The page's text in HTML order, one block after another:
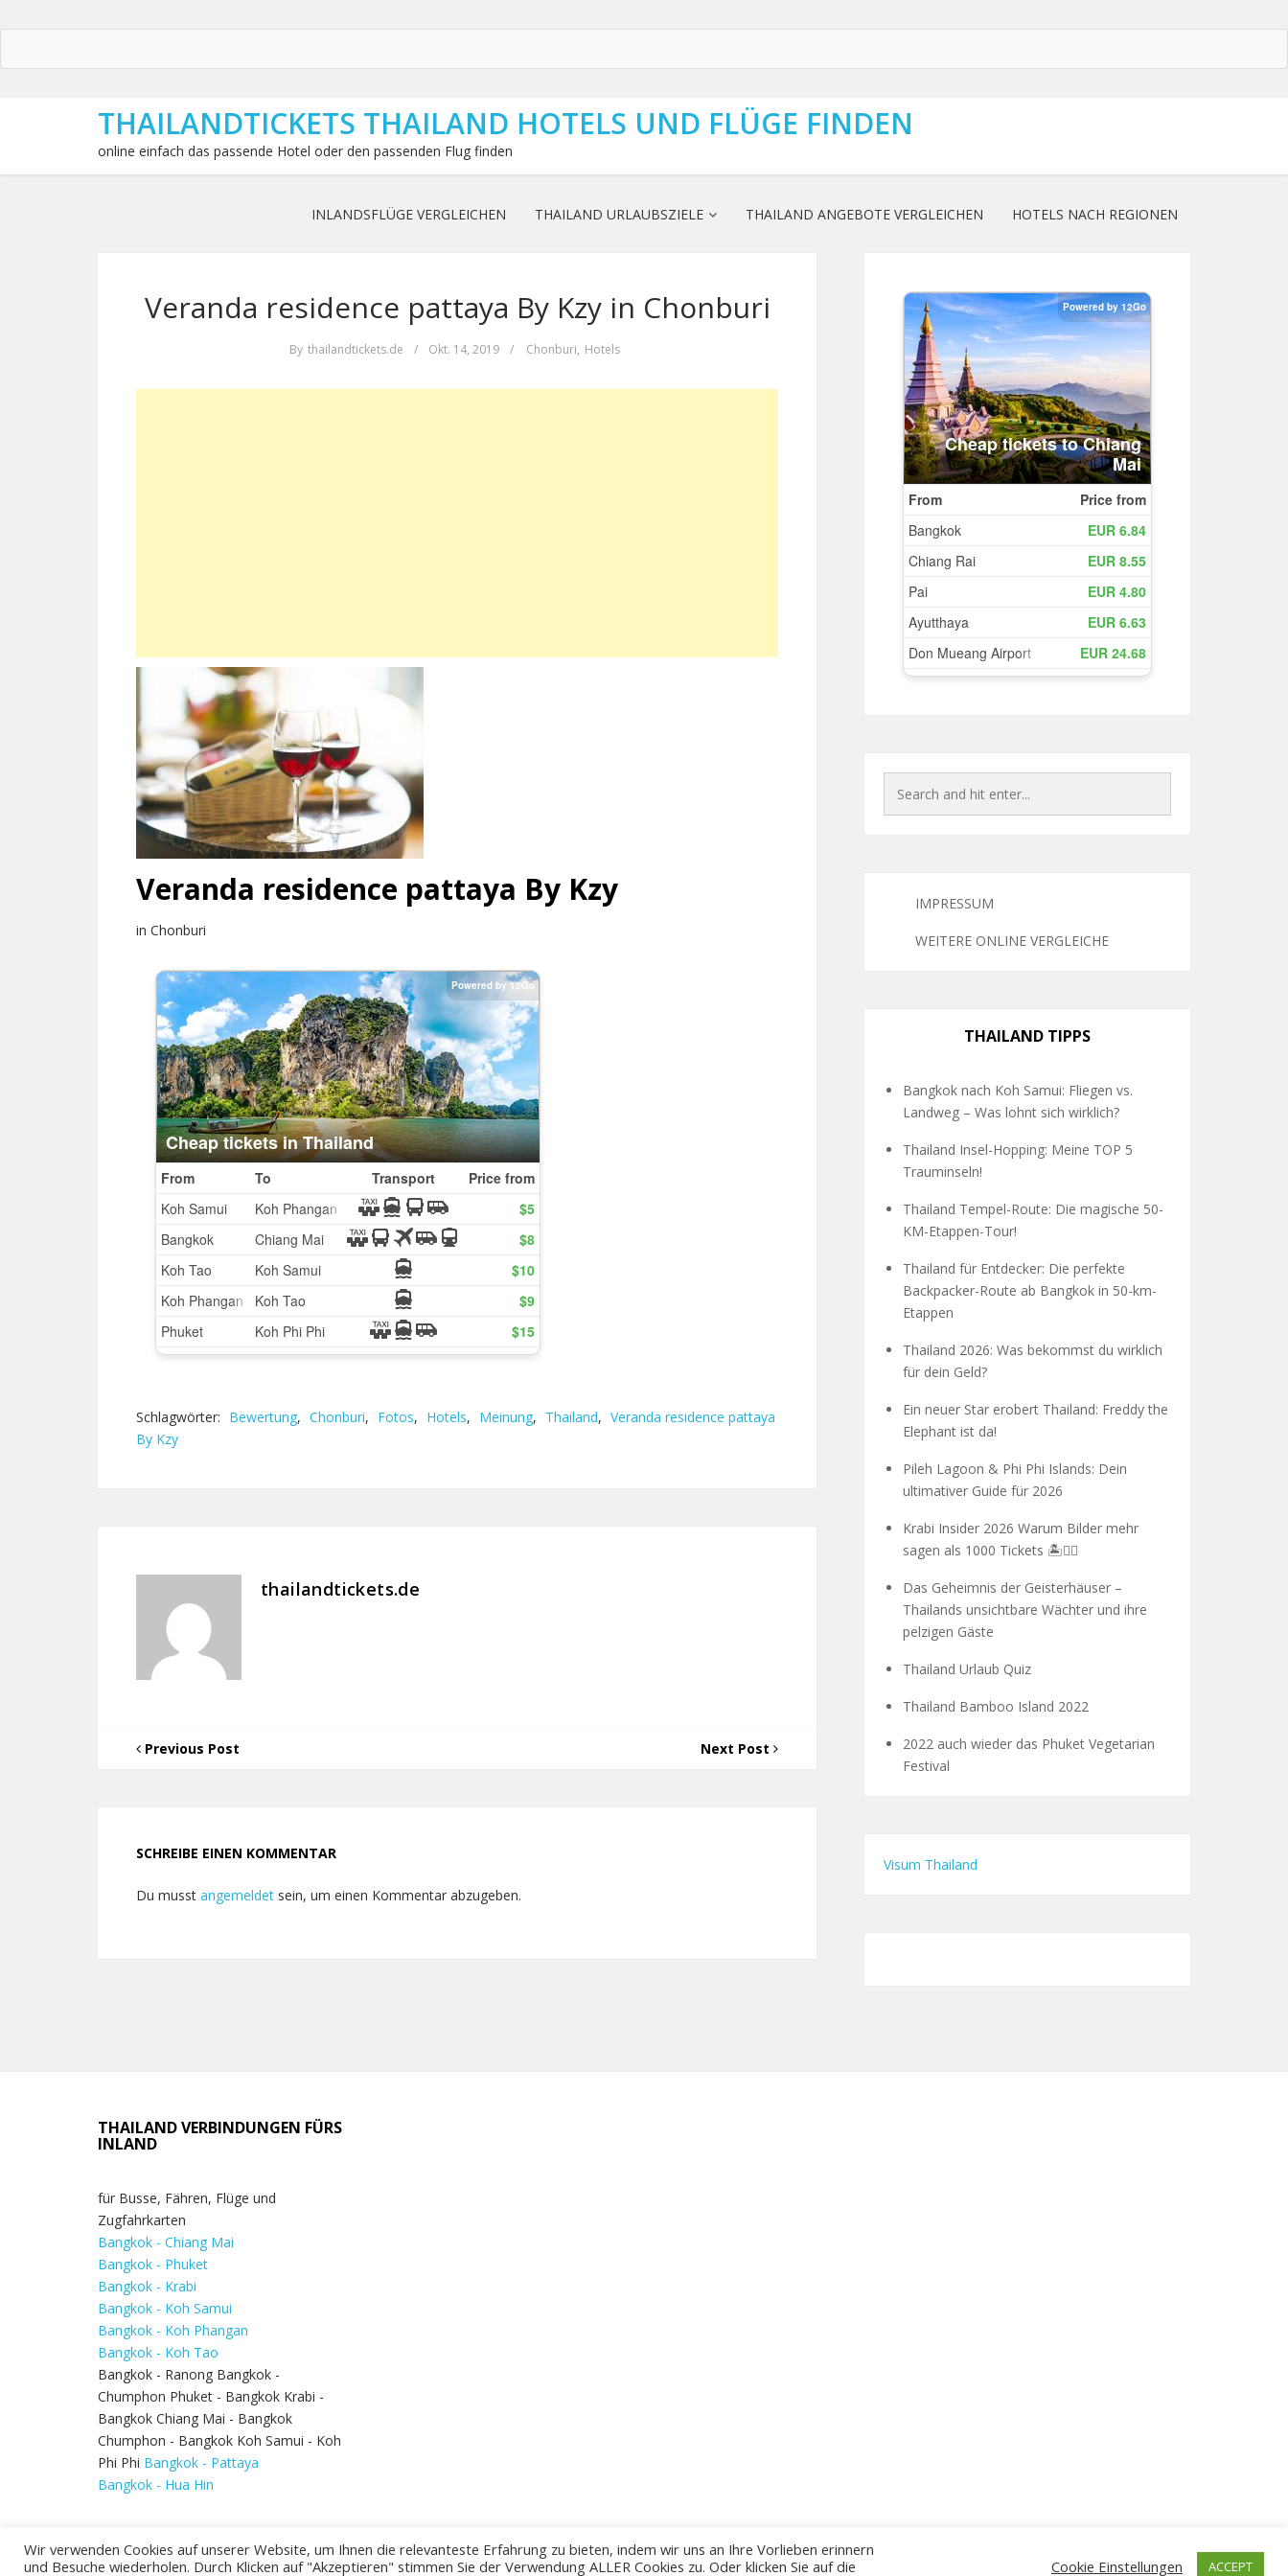
THAILANDTICKETS THAILAND HOTELS UND FLÜGE FINDEN
online einfach das passende Hotel oder den passenden Flug finden
INLANDSFLÜGE VERGLEICHEN THAILAND URLAUBSZIELE THAILAND ANGEBOTE VERGLEICHEN HOTELS NACH REGIONEN
Veranda residence pattaya By Kzy in Chonburi
By thailandtickets.de / Okt. 14, 2019 / Chonburi, Hotels
Veranda residence pattaya By Kzy
in Chonburi
Schlagwörter: Bewertung, Chonburi, Fotos, Hotels, Meinung, Thailand, Veranda residence pattaya
By Kzy
thailandtickets.de
Previous Post Next Post
SCHREIBE EINEN KOMMENTAR
Du musst angemeldet sein, um einen Kommentar abzugeben.
IMPRESSUM
WEITERE ONLINE VERGLEICHE
THAILAND TIPPS
Bangkok nach Koh Samui: Fliegen vs.
Landweg – Was lohnt sich wirklich?
Thailand Insel-Hopping: Meine TOP 5
Trauminseln!
Thailand Tempel-Route: Die magische 50-
KM-Etappen-Tour!
Thailand für Entdecker: Die perfekte
Backpacker-Route ab Bangkok in 50-km-
Etappen
Thailand 2026: Was bekommst du wirklich
für dein Geld?
Ein neuer Star erobert Thailand: Freddy the
Elephant ist da!
Pileh Lagoon & Phi Phi Islands: Dein
ultimativer Guide für 2026
Krabi Insider 2026 Warum Bilder mehr
sagen als 1000 Tickets 🏝️🧗‍♂️
Das Geheimnis der Geisterhäuser –
Thailands unsichtbare Wächter und ihre
pelzigen Gäste
Thailand Urlaub Quiz
Thailand Bamboo Island 2022
2022 auch wieder das Phuket Vegetarian
Festival
Visum Thailand
THAILAND VERBINDUNGEN FÜRS
INLAND
für Busse, Fähren, Flüge und
Zugfahrkarten
Bangkok - Chiang Mai
Bangkok - Phuket
Bangkok - Krabi
Bangkok - Koh Samui
Bangkok - Koh Phangan
Bangkok - Koh Tao
Bangkok - Ranong Bangkok -
Chumphon Phuket - Bangkok Krabi -
Bangkok Chiang Mai - Bangkok
Chumphon - Bangkok Koh Samui - Koh
Phi Phi Bangkok - Pattaya
Bangkok - Hua Hin
Wir verwenden Cookies auf unserer Website, um Ihnen die relevanteste Erfahrung zu bieten, indem wir uns an Ihre Vorlieben erinnern
und Besuche wiederholen. Durch Klicken auf "Akzeptieren" stimmen Sie der Verwendung ALLER Cookies zu. Oder klicken Sie auf die
Cookie Einstellungen ACCEPT